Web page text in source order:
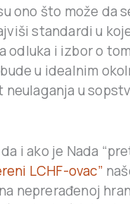
ono što može da
standardi u
odluka i izbor o
u idealnim
u
i ako je Nada
LCHF-ovac”
neprerađenoj